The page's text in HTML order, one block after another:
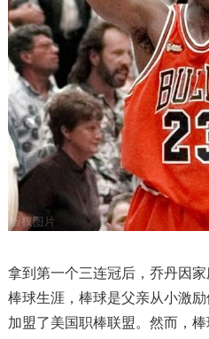
拿到第一个三连冠后，乔丹因
棒球生涯，棒球是父亲从小激
加盟了美国职棒联盟。然而，